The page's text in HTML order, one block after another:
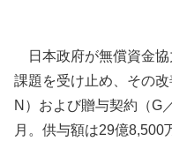
日本政府が無償資金協
課題を受け止め、その
N）および贈与契約（G
月。供与額は29億8,500